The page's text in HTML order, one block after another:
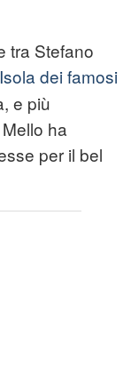
tra Stefano
Isola dei famosi
e più
ha
per il bel